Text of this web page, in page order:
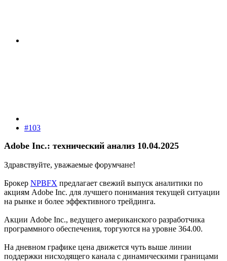
#103
Adobe Inc.: технический анализ 10.04.2025
Здравствуйте, уважаемые форумчане!
Брокер NPBFX предлагает свежий выпуск аналитики по
акциям Adobe Inc. для лучшего понимания текущей ситуации
на рынке и более эффективного трейдинга.
Акции Adobe Inc., ведущего американского разработчика
программного обеспечения, торгуются на уровне 364.00.
На дневном графике цена движется чуть выше линии
поддержки нисходящего канала с динамическими границами